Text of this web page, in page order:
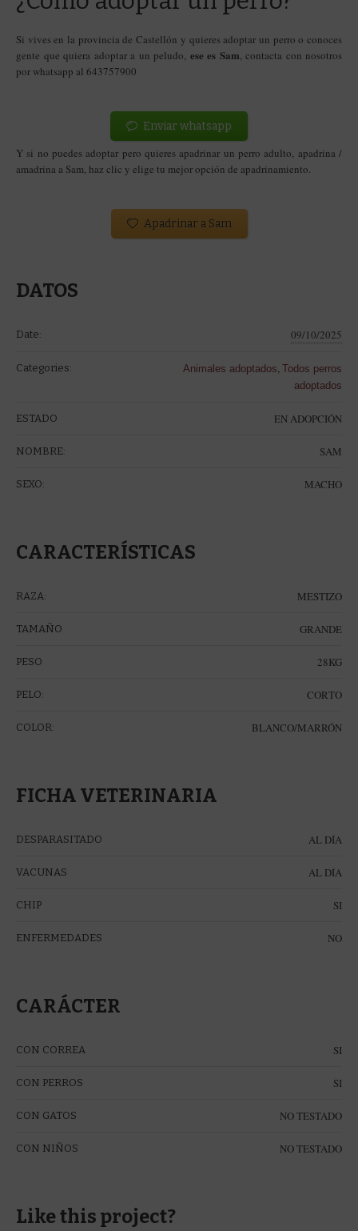
Si vives en la provincia de Castellón y quieres adoptar un perro o conoces
gente que quiera adoptar a un peludo, ese es Sam, contacta con nosotros
por whatsapp al 643757900
Enviar whatsapp
Y si no puedes adoptar pero quieres apadrinar un perro adulto, apadrina /
amadrina a Sam, haz clic y elige tu mejor opción de apadrinamiento.
Apadrinar a Sam
DATOS
Date: 09/10/2025
Categories: Animales adoptados, Todos perros
adoptados
ESTADO EN ADOPCIÓN
NOMBRE: SAM
SEXO: MACHO
CARACTERÍSTICAS
RAZA: MESTIZO
TAMAÑO GRANDE
PESO 28KG
PELO: CORTO
COLOR: BLANCO/MARRÓN
FICHA VETERINARIA
DESPARASITADO AL DÍA
VACUNAS AL DÍA
CHIP SI
ENFERMEDADES NO
CARÁCTER
CON CORREA SI
CON PERROS SI
CON GATOS NO TESTADO
CON NIÑOS NO TESTADO
Like this project?